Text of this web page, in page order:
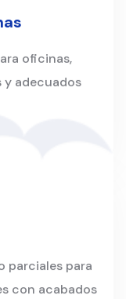
oficinas,
y adecuados
parciales para
con acabados